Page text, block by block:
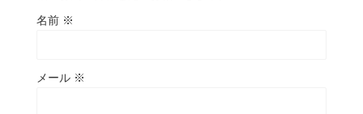
名前 ※
メール ※